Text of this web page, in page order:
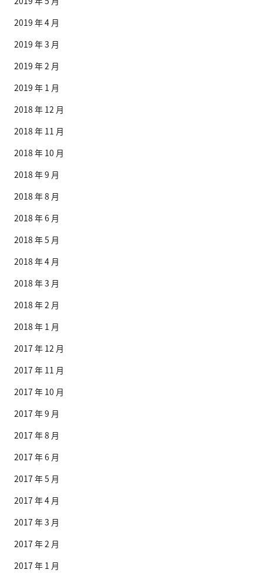
2019 年 4 月
2019 年 3 月
2019 年 2 月
2019 年 1 月
2018 年 12 月
2018 年 11 月
2018 年 10 月
2018 年 9 月
2018 年 8 月
2018 年 6 月
2018 年 5 月
2018 年 4 月
2018 年 3 月
2018 年 2 月
2018 年 1 月
2017 年 12 月
2017 年 11 月
2017 年 10 月
2017 年 9 月
2017 年 8 月
2017 年 6 月
2017 年 5 月
2017 年 4 月
2017 年 3 月
2017 年 2 月
2017 年 1 月